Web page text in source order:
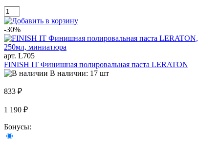
-30%
арт. L705
FINISH IT Финишная полировальная паста LERATON
В наличии: 17 шт
833 ₽
1 190 ₽
Бонусы: